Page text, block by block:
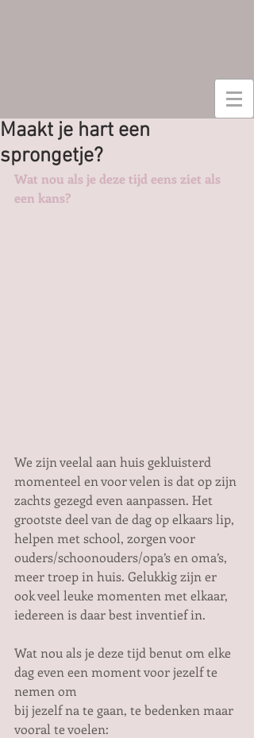
Maakt je hart een
sprongetje?
Wat nou als je deze tijd eens ziet als
een kans?
We zijn veelal aan huis gekluisterd
momenteel en voor velen is dat op zijn
zachts gezegd even aanpassen. Het
grootste deel van de dag op elkaars lip,
helpen met school, zorgen voor
ouders/schoonouders/opa’s en oma’s,
meer troep in huis. Gelukkig zijn er
ook veel leuke momenten met elkaar,
iedereen is daar best inventief in.
Wat nou als je deze tijd benut om elke
dag even een moment voor jezelf te
nemen om
bij jezelf na te gaan, te bedenken maar
vooral te voelen: